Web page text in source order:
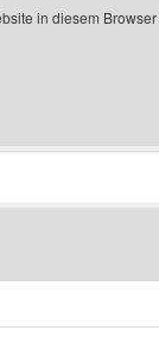
in diesem